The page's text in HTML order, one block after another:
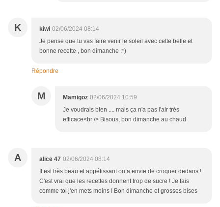
K kiwi 02/06/2024 08:14
Je pense que tu vas faire venir le soleil avec cette belle et
bonne recette , bon dimanche :*)
Répondre
M Mamigoz 02/06/2024 10:59
Je voudrais bien .... mais ça n'a pas l'air très
efficace<br /> Bisous, bon dimanche au chaud
A alice 47 02/06/2024 08:14
Il est très beau et appétissant on a envie de croquer dedans !
C'est vrai que les recettes donnent trop de sucre ! Je fais
comme toi j'en mets moins ! Bon dimanche et grosses bises